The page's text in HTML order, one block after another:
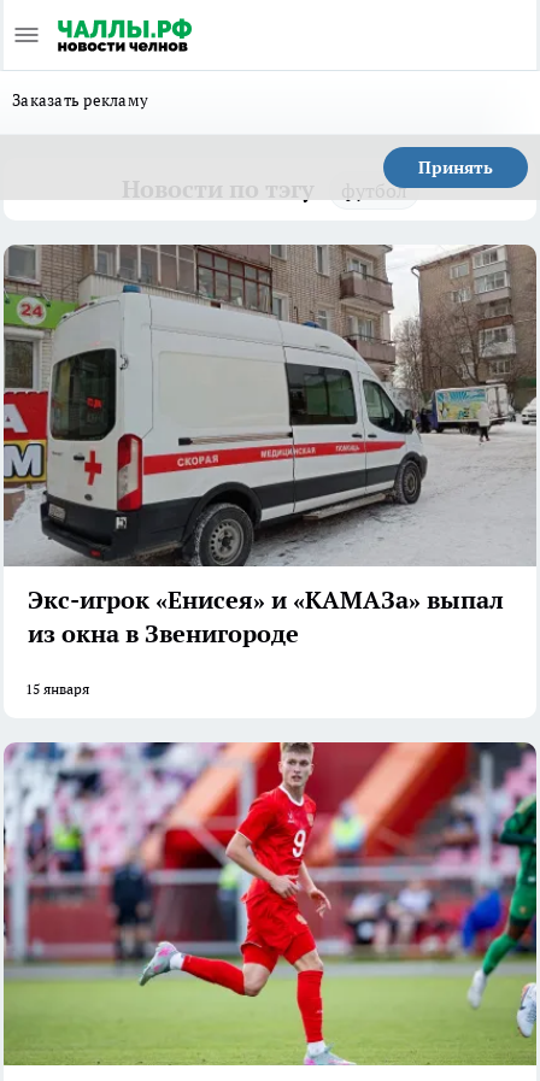
Заказать рекламу
Принять
футбол
Экс-игрок «Енисея» и «КАМАЗа» выпал
из окна в Звенигороде
15 января